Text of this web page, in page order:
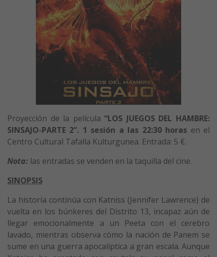
Proyección de la película“LOS JUEGOS DEL HAMBRE:
SINSAJO-PARTE 2”. 1 sesión a las 22:30 horas en el
Centro Cultural Tafalla Kulturgunea. Entrada: 5 €.
Nota: las entradas se venden en la taquilla del cine.
SINOPSIS
La historia continúa con Katniss (Jennifer Lawrence) de
vuelta en los búnkeres del Distrito 13, incapaz aún de
llegar emocionalmente a un Peeta con el cerebro
lavado, mientras observa cómo la nación de Panem se
sume en una guerra apocalíptica a gran escala. Aunque